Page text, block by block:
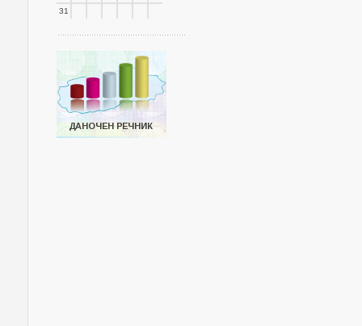
31